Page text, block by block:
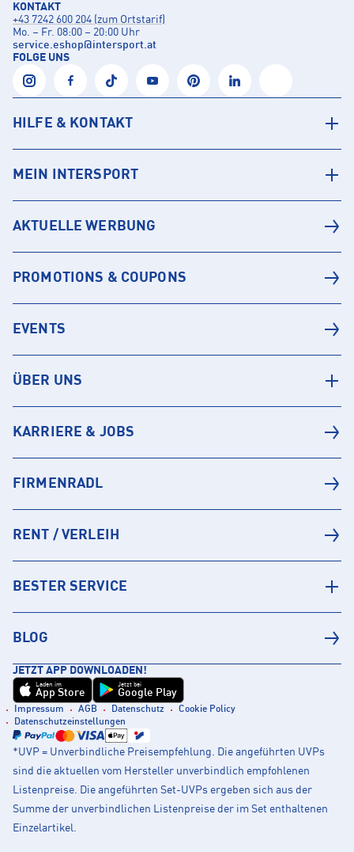
KONTAKT
+43 7242 600 204 (zum Ortstarif)
Mo. – Fr. 08:00 – 20:00 Uhr
service.eshop@intersport.at
FOLGE UNS
HILFE & KONTAKT
MEIN INTERSPORT
AKTUELLE WERBUNG
PROMOTIONS & COUPONS
EVENTS
ÜBER UNS
KARRIERE & JOBS
FIRMENRADL
RENT / VERLEIH
BESTER SERVICE
BLOG
JETZT APP DOWNLOADEN!
Laden im
App Store
Jetzt bei
Google Play
Impressum AGB Datenschutz
Cookie Policy
Datenschutzeinstellungen
*UVP = Unverbindliche Preisempfehlung. Die angeführten UVPs
sind die aktuellen vom Hersteller unverbindlich empfohlenen
Listenpreise. Die angeführten Set-UVPs ergeben sich aus der
Summe der unverbindlichen Listenpreise der im Set enthaltenen
Einzelartikel.